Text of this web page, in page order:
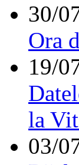
30/
Ora
19/
la
03/